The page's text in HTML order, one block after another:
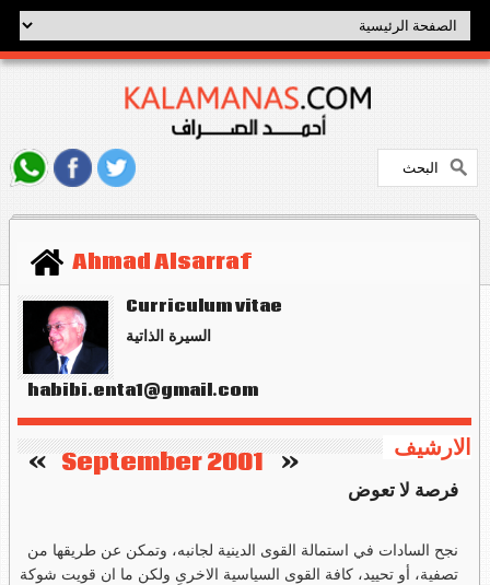
Ahmad Alsarraf
Curriculum vitae
السيرة الذاتية
habibi.enta1@gmail.com
الارشيف «
September 2001
»
فرصة لا تعوض
نجح السادات في استمالة القوى الدينية لجانبه، وتمكن عن طريقها من
تصفية، أو تحييد، كافة القوى السياسية الاخرىِ ولكن ما ان قويت شوكة